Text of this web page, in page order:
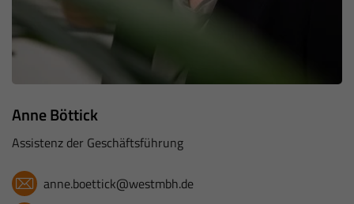
Anne Böttick
Assistenz der Geschäftsführung
anne.boettick@westmbh.de